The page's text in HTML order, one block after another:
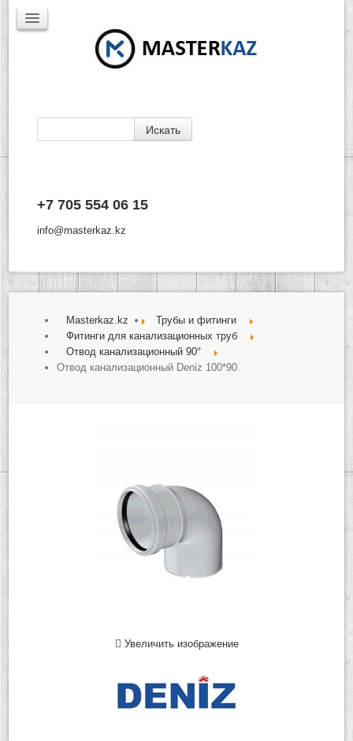
+7 705 554 06 15
info@masterkaz.kz
Доставка
Masterkaz.kz
Трубы и фитинги
Фитинги для канализационных труб
Отвод канализационный 90°
Отвод канализационный Deniz 100*90
Увеличить изображение